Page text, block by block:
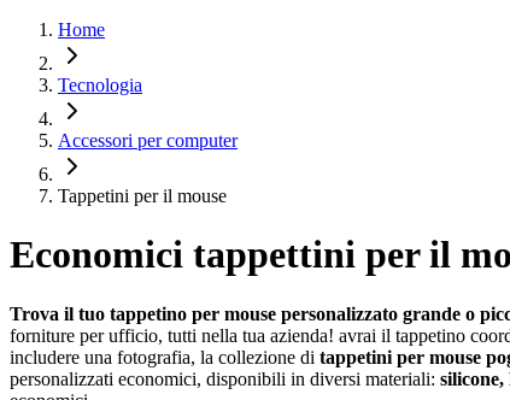
Home
Tecnologia
Accessori per computer
Tappetini per il mouse
Economici tappettini per il
Trova il tuo tappetino per mouse personalizzato grande o
forniture per ufficio, tutti nella tua azienda! avrai il tappetino
includere una fotografia, la collezione di tappetini per mouse
personalizzati economici, disponibili in diversi materiali: